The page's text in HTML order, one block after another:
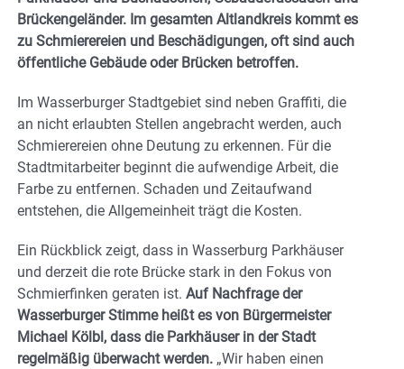
Brückengeländer. Im gesamten Altlandkreis kommt es
zu Schmierereien und Beschädigungen, oft sind auch
öffentliche Gebäude oder Brücken betroffen.
Im Wasserburger Stadtgebiet sind neben Graffiti, die
an nicht erlaubten Stellen angebracht werden, auch
Schmierereien ohne Deutung zu erkennen. Für die
Stadtmitarbeiter beginnt die aufwendige Arbeit, die
Farbe zu entfernen. Schaden und Zeitaufwand
entstehen, die Allgemeinheit trägt die Kosten.
Ein Rückblick zeigt, dass in Wasserburg Parkhäuser
und derzeit die rote Brücke stark in den Fokus von
Schmierfinken geraten ist. Auf Nachfrage der
Wasserburger Stimme heißt es von Bürgermeister
Michael Kölbl, dass die Parkhäuser in der Stadt
regelmäßig überwacht werden. „Wir haben einen